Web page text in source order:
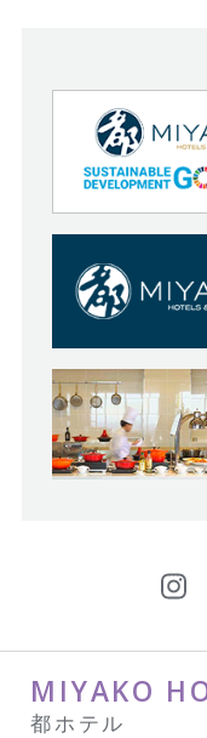
MIYAKO
都ホテル